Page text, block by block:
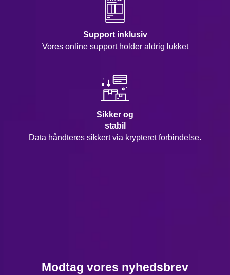
Support inklusiv
Vores online support holder aldrig lukket
Sikker og
stabil
Data håndteres sikkert via krypteret forbindelse.
Modtag vores nyhedsbrev